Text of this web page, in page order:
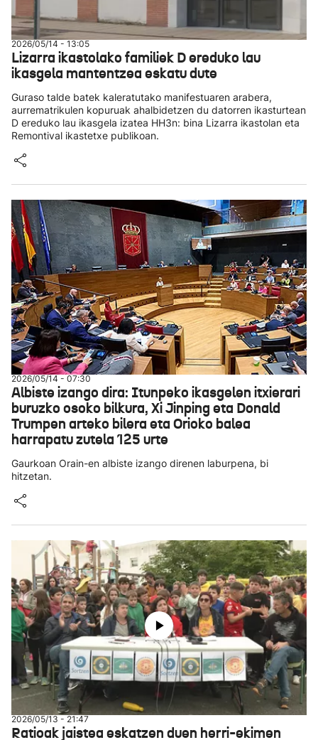
2026/05/14 - 13:05
Lizarra ikastolako familiek D ereduko lau
ikasgela mantentzea eskatu dute
Guraso talde batek kaleratutako manifestuaren arabera,
aurrematrikulen kopuruak ahalbidetzen du datorren ikasturtean
D ereduko lau ikasgela izatea HH3n: bina Lizarra ikastolan eta
Remontival ikastetxe publikoan.
2026/05/14 - 07:30
Albiste izango dira: Itunpeko ikasgelen itxierari
buruzko osoko bilkura, Xi Jinping eta Donald
Trumpen arteko bilera eta Orioko balea
harrapatu zutela 125 urte
Gaurkoan Orain-en albiste izango direnen laburpena, bi
hitzetan.
2026/05/13 - 21:47
Ratioak jaistea eskatzen duen herri-ekimen